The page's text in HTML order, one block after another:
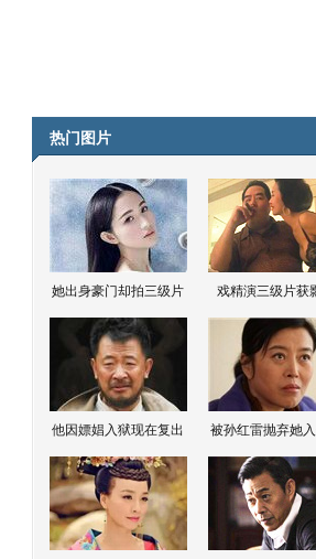
热门图片
她出身豪门却拍三级片 戏精演三级片获
他因嫖娼入狱现在复出 被孙红雷抛弃她